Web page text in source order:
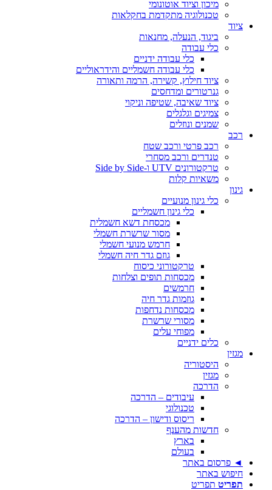
מיכון וציוד אוטונומי
טכנולוגיה מתקדמת בחקלאות
ציוד
ביגוד, הנעלה, מחנאות
כלי עבודה
כלי עבודה ידניים
כלי עבודה חשמליים והידראוליים
ציוד חילוץ, קשירה, הרמה ותאורה
גנרטורים ומדחסים
ציוד שאיבה, שטיפה וניקוי
צמיגים וגלגלים
שמנים ונוזלים
רכב
רכב פרטי ורכב שטח
טנדרים ורכב מסחרי
טרקטורונים UTV ו-Side by Side
משאיות קלות
גינון
כלי גינון מנועיים
כלי גינון חשמליים
מכסחת דשא חשמלית
מסור שרשרת חשמלי
חרמש מנועי חשמלי
גוזם גדר חיה חשמלי
טרקטורוני כיסוח
מכסחות תופים וצלחות
חרמשים
גוזמות גדר חיה
מכסחות נדחפות
מסורי שרשרת
מפוחי עלים
כלים ידניים
מגזין
היסטוריה
מגזין
הדרכה
עיבודים – הדרכה
טכנולוגי
ריסוס ודישון – הדרכה
חדשות מהענף
בארץ
בעולם
◄ פרסום באתר
חיפוש באתר
תפריט תפריט